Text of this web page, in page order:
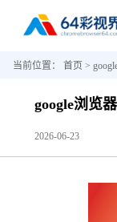
当前位置： 首页 >
google浏览
2026-06-23